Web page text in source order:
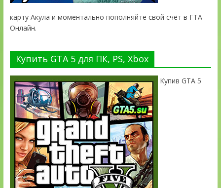
карту Акула и моментально пополняйте свой счёт в ГТА
Онлайн.
Купить GTA 5 для ПК, PS, Xbox
Купив GTA 5